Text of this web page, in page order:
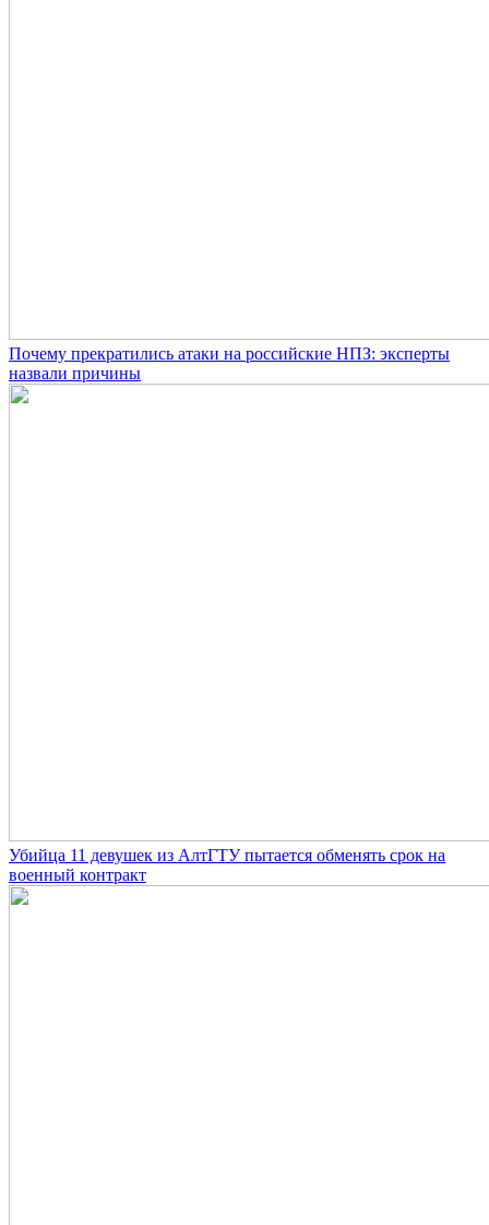
Почему прекратились атаки на российские НПЗ: эксперты
назвали причины
Убийца 11 девушек из АлтГТУ пытается обменять срок на
военный контракт